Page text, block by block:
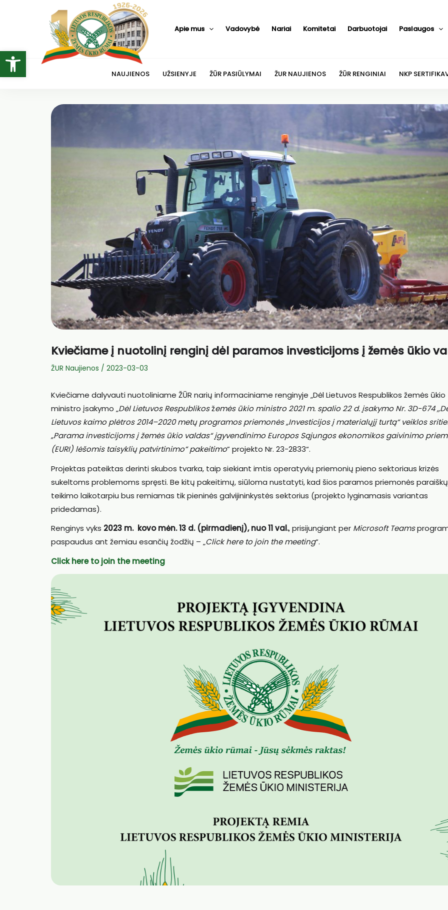
Open toolbar
Apie mus Vadovybė Nariai Komitetai Darbuotojai Paslaugos
NAUJIENOS UŽSIENYJE ŽŪR PASIŪLYMAI ŽUR NAUJIENOS ŽŪR RENGINIAI NKP
Kviečiame į nuotolinį renginį dėl paramos investicijoms į žemės ūkio
ŽUR Naujienos / 2023-03-03
Kviečiame dalyvauti nuotoliniame ŽŪR narių informaciniame renginyje „Dėl Lietuvos Respublikos žemės ūkio
ministro įsakymo „Dėl Lietuvos Respublikosžemės ūkio ministro 2021 m. spalio 22 d. įsakymo Nr. 3D-674
Lietuvos kaimo plėtros 2014–2020 metų programos priemonės „Investicijos į materialųjį turtą“ veiklos
„Parama investicijoms į žemės ūkio valdas“ įgyvendinimo Europos Sąjungos ekonomikos gaivinimo
(EURI) lėšomis taisyklių patvirtinimo“ pakeitimo” projekto Nr. 23-2833“.
Projektas pateiktas derinti skubos tvarka, taip siekiant imtis operatyvių priemonių pieno sektoriaus krizės
sukeltoms problemoms spręsti. Be kitų pakeitimų, siūloma nustatyti, kad šios paramos priemonės paraiškų
teikimo laikotarpiu bus remiamas tik pieninės galvijininkystės sektorius (projekto lyginamasis variantas
pridedamas).
Renginys vyks 2023 m. kovo mėn. 13 d. (pirmadienį), nuo 11 val., prisijungiant per Microsoft Teams
paspaudus ant žemiau esančių žodžių – „Click here to join the meeting“.
Click here to join the meeting